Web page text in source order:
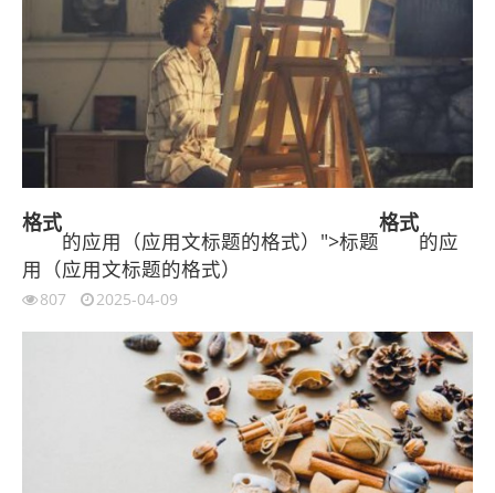
格式
的应用（应用文标题的格式）">标题
格式
的应
用（应用文标题的格式）
807 2025-04-09